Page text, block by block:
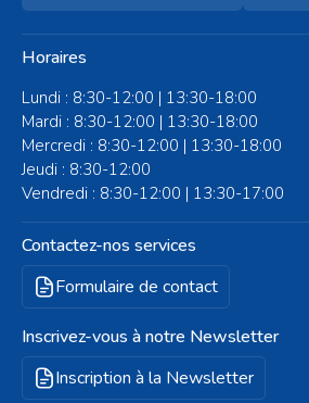
Horaires
Lundi : 8:30-12:00 | 13:30-18:00
Mardi : 8:30-12:00 | 13:30-18:00
Mercredi : 8:30-12:00 | 13:30-18:00
Jeudi : 8:30-12:00
Vendredi : 8:30-12:00 | 13:30-17:00
Contactez-nos services
Formulaire de contact
Inscrivez-vous à notre Newsletter
Inscription à la Newsletter